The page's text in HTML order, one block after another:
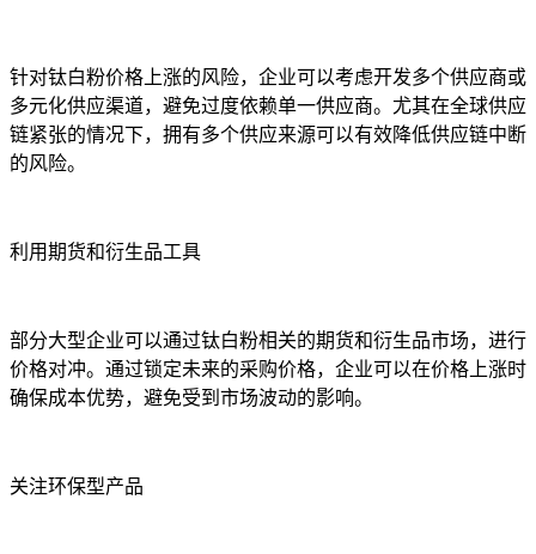
针对钛白粉价格上涨的风险，企业可以考虑开发多个供应商或
多元化供应渠道，避免过度依赖单一供应商。尤其在全球供应
链紧张的情况下，拥有多个供应来源可以有效降低供应链中断
的风险。
利用期货和衍生品工具
部分大型企业可以通过钛白粉相关的期货和衍生品市场，进行
价格对冲。通过锁定未来的采购价格，企业可以在价格上涨时
确保成本优势，避免受到市场波动的影响。
关注环保型产品